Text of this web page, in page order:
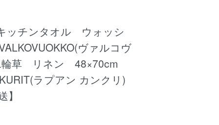
キッチンタオル ウォッシ
ヴァルコヴ
輪草 リネン 48×70cm
ラプアン カンクリ)
】